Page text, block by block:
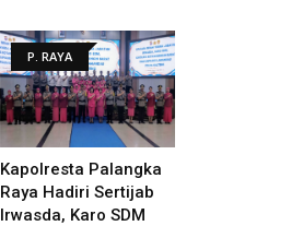
P. RAYA
Kapolresta Palangka
Raya Hadiri Sertijab
Irwasda, Karo SDM